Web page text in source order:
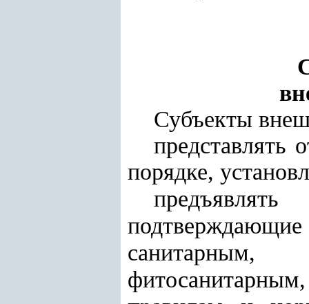
Субъекты
представлять
порядке,
подтверждающие